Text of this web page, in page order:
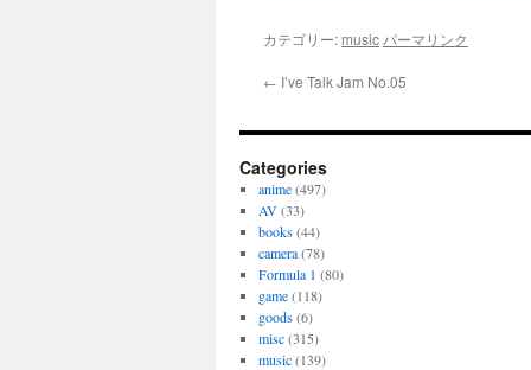
カテゴリー: music パーマリンク
← I’ve Talk Jam No.05
Categories
anime(497)
AV(33)
books(44)
camera(78)
Formula 1 (80)
game(118)
goods(6)
misc(315)
music(139)